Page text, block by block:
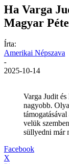
Ha Varga
Magyar
Írta:
Amerikai Népszava
-
2025-10-14
Varga Judit
nagyobb.
velük
süllyedni már
Facebook
X